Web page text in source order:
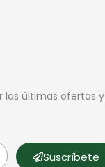
las últimas ofertas y
Suscríbete